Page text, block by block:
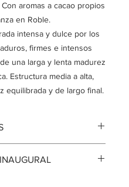
aromas a cacao propios
en Roble.
intensa y dulce por los
firmes e intensos
una larga y lenta madurez
Estructura media a alta,
equilibrada y de largo final.
Atkin´s Argentina 2022